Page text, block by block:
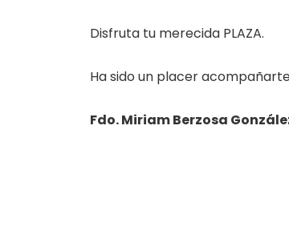
Disfruta tu merecida PLAZA.
Ha sido un placer
Fdo. Miriam Berzosa